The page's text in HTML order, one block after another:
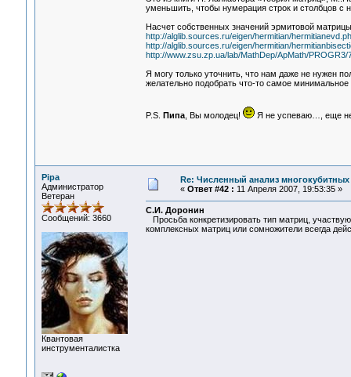
уменьшить, чтобы нумерация строк и столбцов с
Насчет собственных значений эрмитовой
http://alglib.sources.ru/eigen/hermitian/
http://alglib.sources.ru/eigen/hermitian/
http://www.zsu.zp.ua/lab/MathDep/ApMath/
Я могу только уточнить, что нам даже не нужен
желательно подобрать что-то самое
P.S. Пипа, Вы молодец! Я не успеваю…, еще не
Pipa
Администратор
Ветеран
Сообщений: 3660
Квантовая
инструменталистка
Re: Численный анализ многокубитных
« Ответ #42 : 11 Апреля 2007, 19:53:35 »
С.И. Доронин
Просьба конкретизировать тип матриц,
комплексных матриц или сомножители всегда